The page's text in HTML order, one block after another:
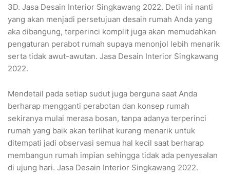
3D. Jasa Desain Interior Singkawang 2022. Detil ini nanti
yang akan menjadi persetujuan desain rumah Anda yang
aka dibangung, terperinci komplit juga akan memudahkan
pengaturan perabot rumah supaya menonjol lebih menarik
serta tidak awut-awutan. Jasa Desain Interior Singkawang
2022.
Mendetail pada setiap sudut juga berguna saat Anda
berharap mengganti perabotan dan konsep rumah
sekiranya mulai merasa bosan, tanpa adanya terperinci
rumah yang baik akan terlihat kurang menarik untuk
ditempati jadi observasi semua hal kecil saat berharap
membangun rumah impian sehingga tidak ada penyesalan
di ujung hari. Jasa Desain Interior Singkawang 2022.